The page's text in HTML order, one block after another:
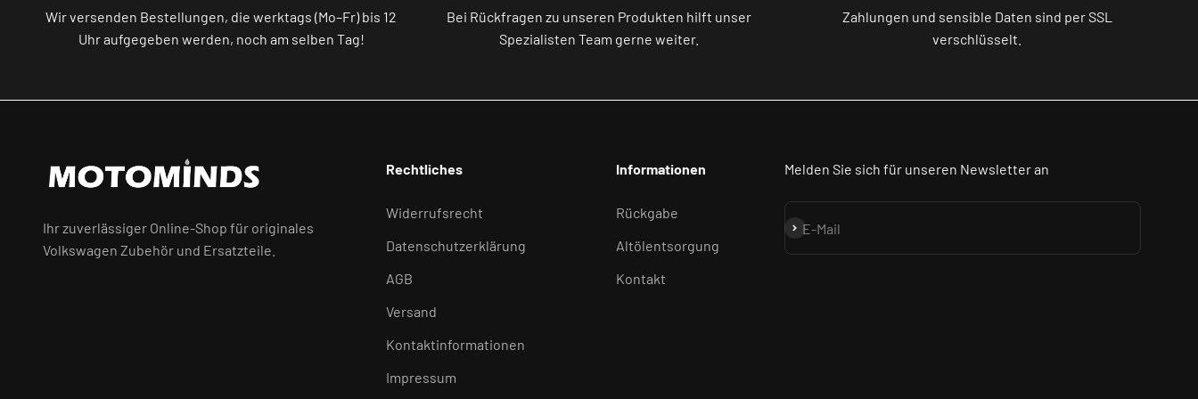
Wir versenden Bestellungen, die werktags (Mo–Fr) bis 12
Uhr aufgegeben werden, noch am selben Tag!
Bei Rückfragen zu unseren Produkten hilft unser
Spezialisten Team gerne weiter.
Zahlungen und sensible Daten sind per SSL
verschlüsselt.
Ihr zuverlässiger Online-Shop für originales
Volkswagen Zubehör und Ersatzteile.
Rechtliches
Widerrufsrecht
Datenschutzerklärung
AGB
Versand
Kontaktinformationen
Impressum
Informationen
Rückgabe
Altölentsorgung
Kontakt
Melden Sie sich für unseren Newsletter an
E-Mail
Abonnieren